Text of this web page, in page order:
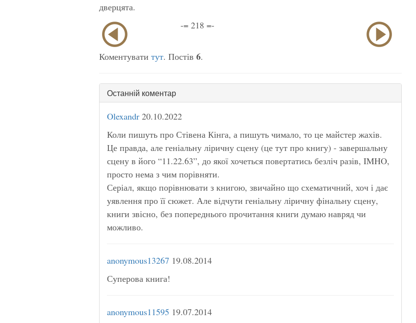
дверцята.
-= 218 =-
Коментувати тут. Постів 6.
Останній коментар
Olexandr 20.10.2022
Коли пишуть про Стівена Кінга, а пишуть чимало, то це майстер жахів.
Це правда, але геніальну ліричну сцену (це тут про книгу) - завершальну
сцену в його “11.22.63”, до якої хочеться повертатись безліч разів, IMHO,
просто нема з чим порівняти.
Серіал, якщо порівнювати з книгою, звичайно що схематичний, хоч і дає
уявлення про її сюжет. Але відчути геніальну ліричну фінальну сцену,
книги звісно, без попереднього прочитання книги думаю навряд чи
можливо.
anonymous13267 19.08.2014
Суперова книга!
anonymous11595 19.07.2014